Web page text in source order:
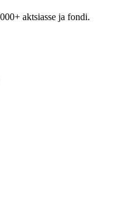
aktsiasse ja fondi.